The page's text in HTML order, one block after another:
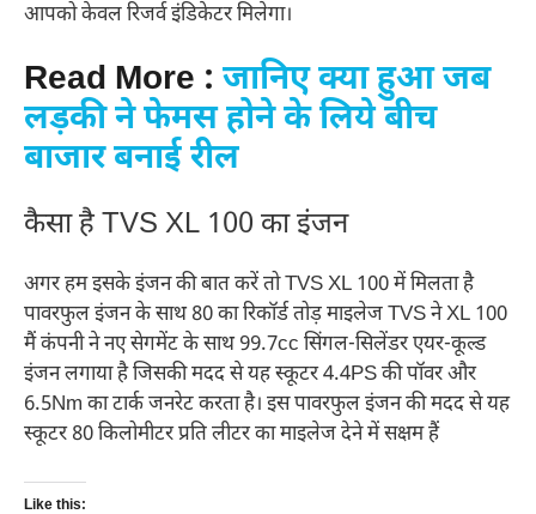
आपको केवल रिजर्व इंडिकेटर मिलेगा।
Read More : जानिए क्या हुआ जब
लड़की ने फेमस होने के लिये बीच
बाजार बनाई रील
कैसा है TVS XL 100 का इंजन
अगर हम इसके इंजन की बात करें तो TVS XL 100 में मिलता है
पावरफुल इंजन के साथ 80 का रिकॉर्ड तोड़ माइलेज TVS ने XL 100
मैं कंपनी ने नए सेगमेंट के साथ 99.7cc सिंगल-सिलेंडर एयर-कूल्ड
इंजन लगाया है जिसकी मदद से यह स्कूटर 4.4PS की पॉवर और
6.5Nm का टार्क जनरेट करता है। इस पावरफुल इंजन की मदद से यह
स्कूटर 80 किलोमीटर प्रति लीटर का माइलेज देने में सक्षम हैं
Like this: